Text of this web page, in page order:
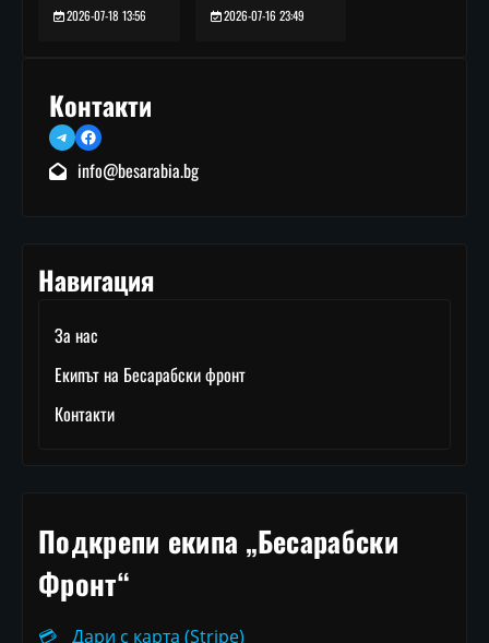
2026-07-18 13:56
2026-07-16 23:49
Контакти
TelegramFacebook
info@besarabia.bg
Навигация
За нас
Екипът на Бесарабски фронт
Контакти
Подкрепи екипа „Бесарабски
Фронт“
💳 Дари с карта (Stripe)